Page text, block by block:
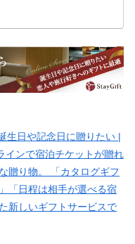
生日や記念日に贈りたい |
インで宿泊チケットが贈れ
贈り物。 「カタログギフ
「日程は相手が選べる宿
新しいギフトサービスで